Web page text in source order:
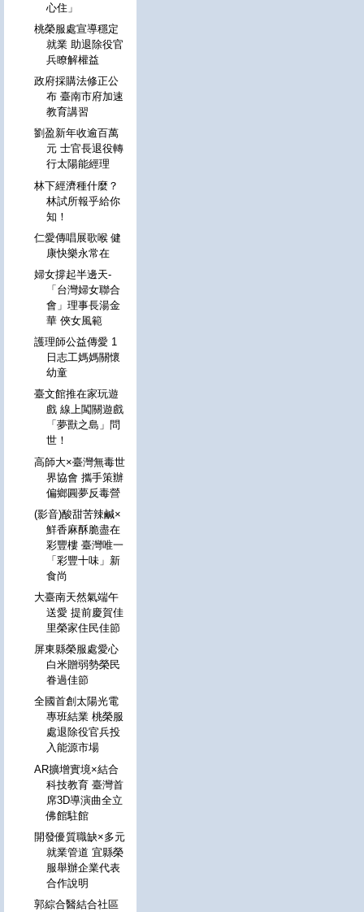
心住」
桃榮服處宣導穩定
就業 助退除役官
兵瞭解權益
政府採購法修正公
布 臺南市府加速
教育講習
劉盈新年收逾百萬
元 士官長退役轉
行太陽能經理
林下經濟種什麼？
林試所報乎給你
知！
仁愛傳唱展歌喉 健
康快樂永常在
婦女撐起半邊天-
「台灣婦女聯合
會」理事長湯金
華 俠女風範
護理師公益傳愛 1
日志工媽媽關懷
幼童
臺文館推在家玩遊
戲 線上闖關遊戲
「夢獸之島」問
世！
高師大×臺灣無毒世
界協會 攜手策辦
偏鄉圓夢反毒營
(影音)酸甜苦辣鹹×
鮮香麻酥脆盡在
彩豐樓 臺灣唯一
「彩豐十味」新
食尚
大臺南天然氣端午
送愛 提前慶賀佳
里榮家住民佳節
屏東縣榮服處愛心
白米贈弱勢榮民
眷過佳節
全國首創太陽光電
專班結業 桃榮服
處退除役官兵投
入能源市場
AR擴增實境×結合
科技教育 臺灣首
席3D導演曲全立
佛館駐館
開發優質職缺×多元
就業管道 宜縣榮
服舉辦企業代表
合作說明
郭綜合醫結合社區